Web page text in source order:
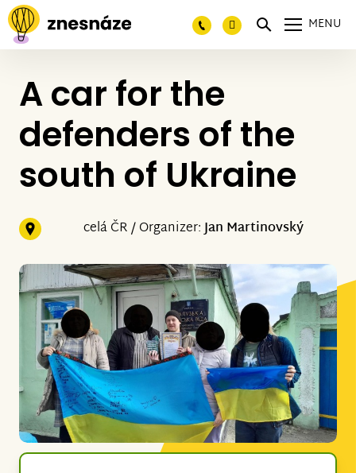
MENU
A car for the
defenders of the
south of Ukraine
celá ČR / Organizer:Jan Martinovský